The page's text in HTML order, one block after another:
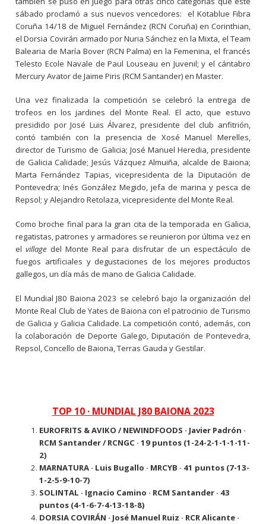
sábado proclamó a sus nuevos vencedores: el Kotablue Fibra
Coruña 14/18 de Miguel Fernández (RCN Coruña) en Corinthian,
el Dorsia Covirán armado por Nuria Sánchez en la Mixta, el Team
Balearia de María Bover (RCN Palma) en la Femenina, el francés
Telesto Ecole Navale de Paul Louseau en Juvenil; y el cántabro
Mercury Avator de Jaime Piris (RCM Santander) en Master.
Una vez finalizada la competición se celebró la entrega de
trofeos en los jardines del Monte Real. El acto, que estuvo
presidido por José Luis Álvarez, presidente del club anfitrión,
contó también con la presencia de Xosé Manuel Merelles,
director de Turismo de Galicia; José Manuel Heredia, presidente
de Galicia Calidade; Jesús Vázquez Almuiña, alcalde de Baiona;
Marta Fernández Tapias, vicepresidenta de la Diputación de
Pontevedra; Inés González Megido, jefa de marina y pesca de
Repsol; y Alejandro Retolaza, vicepresidente del Monte Real.
Como broche final para la gran cita de la temporada en Galicia,
regatistas, patrones y armadores se reunieron por última vez en
elvillage del Monte Real para disfrutar de un espectáculo de
fuegos artificiales y degustaciones de los mejores productos
gallegos, un día más de mano de Galicia Calidade.
El Mundial J80 Baiona 2023 se celebró bajo la organización del
Monte Real Club de Yates de Baiona con el patrocinio de Turismo
de Galicia y Galicia Calidade. La competición contó, además, con
la colaboración de Deporte Galego, Diputación de Pontevedra,
Repsol, Concello de Baiona, Terras Gauda y Gestilar.
TOP 10 · MUNDIAL J80 BAIONA 2023
EUROFRITS & AVIKO / NEWINDFOODS · Javier Padrón ·
RCM Santander / RCNGC · 19 puntos (1-24-2-1-1-1-11-
2)
MARNATURA · Luis Bugallo · MRCYB · 41 puntos (7-13-
1-2-5-9-10-7)
SOLINTAL · Ignacio Camino · RCM Santander · 43
puntos (4-1-6-7-4-13-18-8)
DORSIA COVIRÁN · José Manuel Ruiz · RCR Alicante ·